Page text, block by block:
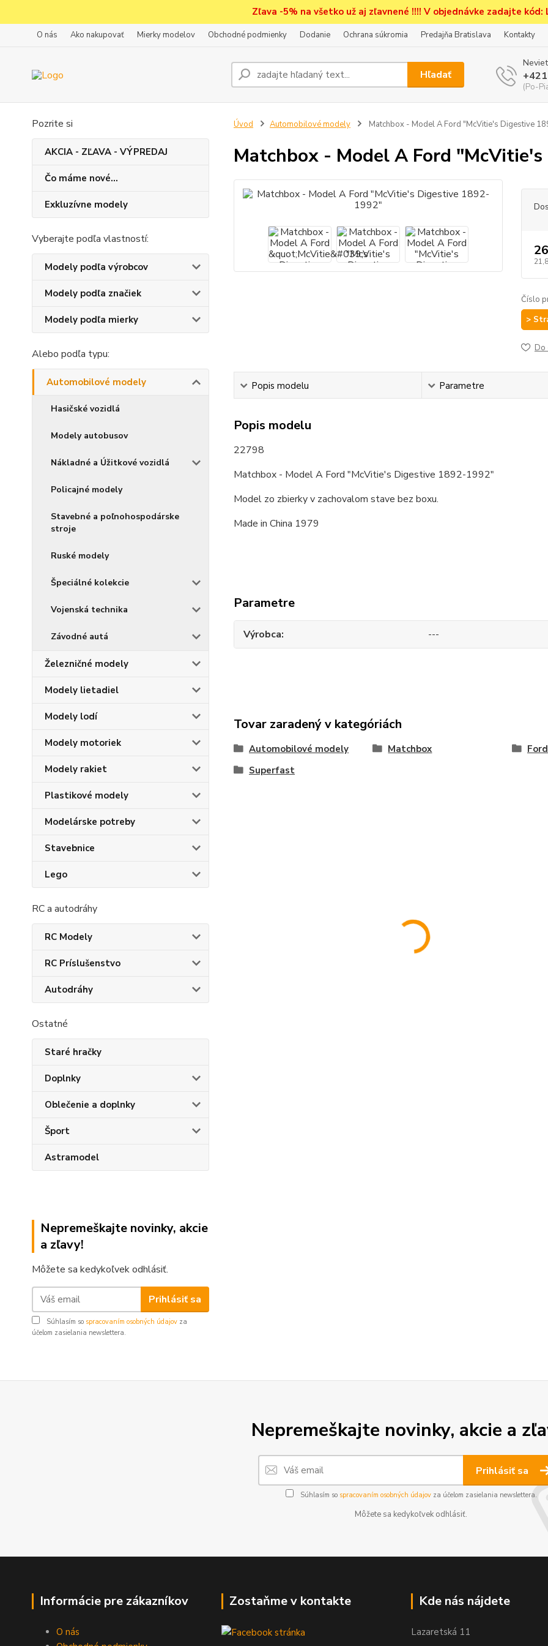
Zľava -5% na všetko už aj zľavnené !!!! V objednávke zadajte kód:
O nás Ako nakupovať Mierky modelov Obchodné podmienky Dodanie Ochrana súkromia Predajňa Bratislava Kontakty
Hľadať
(Po-
Pozrite si
AKCIA - ZĽAVA - VÝPREDAJ
Čo máme nové...
Exkluzívne modely
Vyberajte podľa vlastností:
Modely podľa výrobcov
Modely podľa značiek
Modely podľa mierky
Alebo podľa typu:
Automobilové modely
Hasičské vozidlá
Modely autobusov
Nákladné a Úžitkové vozidlá
Policajné modely
Stavebné a poľnohospodárske
stroje
Ruské modely
Špeciálné kolekcie
Vojenská technika
Závodné autá
Železničné modely
Modely lietadiel
Modely lodí
Modely motoriek
Modely rakiet
Plastikové modely
Modelárske potreby
Stavebnice
Lego
RC a autodráhy
RC Modely
RC Príslušenstvo
Autodráhy
Ostatné
Staré hračky
Doplnky
Oblečenie a doplnky
Šport
Astramodel
Nepremeškajte novinky, akcie
a zľavy!
Môžete sa kedykoľvek odhlásiť.
Prihlásiť sa
Súhlasím so spracovaním osobných údajov za
účelom zasielania newslettera.
Úvod Automobilové modely Matchbox - Model A Ford "McVitie's Digestive
Matchbox - Model A Ford
Číslo
>
Do
Popis modelu Parametre
Popis modelu
22798
Matchbox - Model A Ford "McVitie's Digestive 1892-1992"
Model zo zbierky v zachovalom stave bez boxu.
Made in China 1979
Parametre
Výrobca ---
Tovar zaradený v kategóriách
Automobilové modely Matchbox
Ford
Superfast
Nepremeškajte novinky, akcie a
Prihlásiť sa
Súhlasím so spracovaním osobných údajovza účelom zasielania newslettera.
Môžete sa kedykoľvek odhlásiť.
Informácie pre zákazníkov
O nás
Zostaňme v kontakte Kde nás nájdete
Lazaretská 11